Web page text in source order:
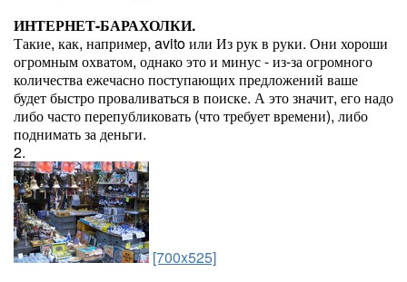
ИНТЕРНЕТ-БАРАХОЛКИ.
Такие, как, например, avito или Из рук в руки. Они хороши
огромным охватом, однако это и минус - из-за огромного
количества ежечасно поступающих предложений ваше
будет быстро проваливаться в поиске. А это значит, его надо
либо часто перепубликовать (что требует времени), либо
поднимать за деньги.
2.
[700x525]